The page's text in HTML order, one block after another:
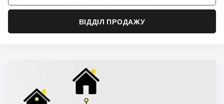
ВІДДІЛ ПРОДАЖУ